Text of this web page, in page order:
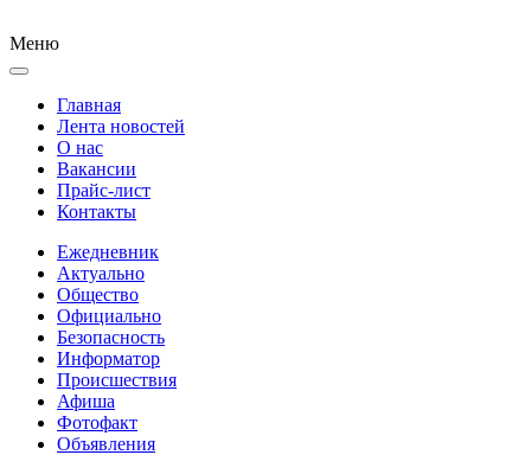
Меню
Главная
Лента новостей
О нас
Вакансии
Прайс-лист
Контакты
Ежедневник
Актуально
Общество
Официально
Безопасность
Информатор
Происшествия
Афиша
Фотофакт
Объявления